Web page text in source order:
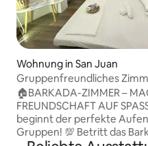
Wohnung in San Juan
Gruppenfreundliches
🏠BARKADA-ZIMMER –
FREUNDSCHAFT AUF SPASS
beginnt der perfekte
Gruppen! 💯 Betritt das Barkada-